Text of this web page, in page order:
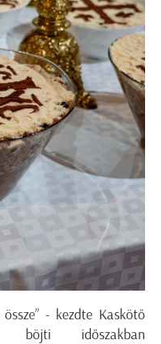
- kezdte Kaskötő
böjti időszakban